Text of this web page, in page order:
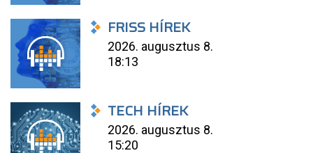
FRISS HÍREK
2026. augusztus 8.
18:13
TECH HÍREK
2026. augusztus 8.
15:20